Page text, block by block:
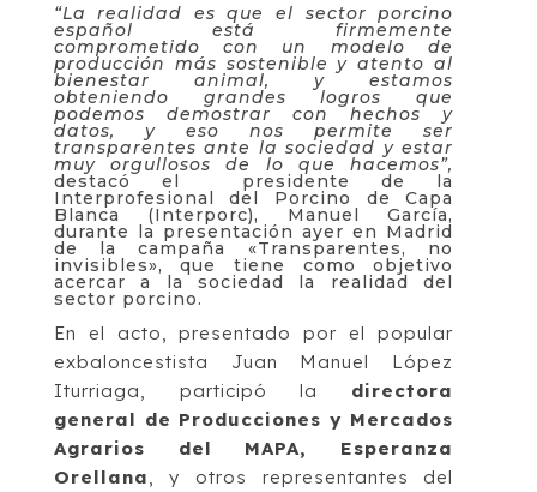
“La realidad es que el sector porcino
español está firmemente
comprometido con un modelo de
producción más sostenible y atento al
bienestar animal, y estamos
obteniendo grandes logros que
podemos demostrar con hechos y
datos, y eso nos permite ser
transparentes ante la sociedad y estar
muy orgullosos de lo que hacemos”,
destacó el presidente de la
Interprofesional del Porcino de Capa
Blanca (Interporc), Manuel García,
durante la presentación ayer en Madrid
de la campaña «Transparentes, no
invisibles», que tiene como objetivo
acercar a la sociedad la realidad del
sector porcino.
En el acto, presentado por el popular
exbaloncestista Juan Manuel López
Iturriaga, participó la directora
general de Producciones y Mercados
Agrarios del MAPA, Esperanza
Orellana , y otros representantes del